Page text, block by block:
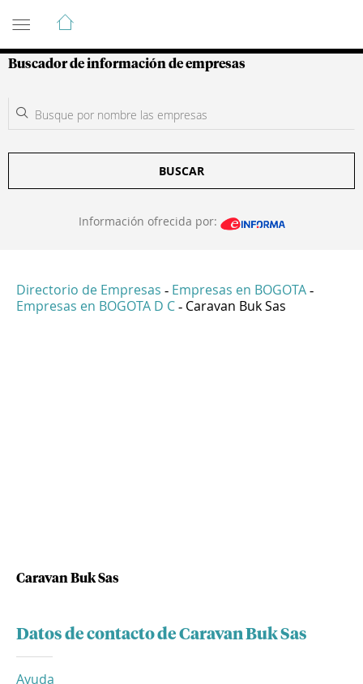
Guía de Empresas Colombianas
Buscador de información de empresas
BUSCAR
Información ofrecida por:
Directorio de Empresas - Empresas en BOGOTA -
Empresas en BOGOTA D C - Caravan Buk Sas
Caravan Buk Sas
Datos de contacto de Caravan Buk Sas
Ayuda